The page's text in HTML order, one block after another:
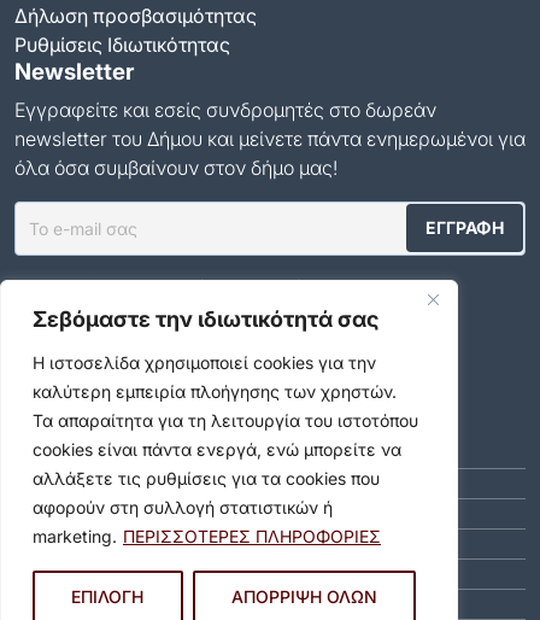
Σεβόμαστε την ιδιωτικότητά σας
Η ιστοσελίδα χρησιμοποιεί cookies για την
καλύτερη εμπειρία πλοήγησης των χρηστών.
Τα απαραίτητα για τη λειτουργία του ιστοτόπου
cookies είναι πάντα ενεργά, ενώ μπορείτε να
αλλάξετε τις ρυθμίσεις για τα cookies που
αφορούν στη συλλογή στατιστικών ή
marketing. ΠΕΡΙΣΣΟΤΕΡΕΣ ΠΛΗΡΟΦΟΡΙΕΣ
ΕΠΙΛΟΓΗ ΑΠΟΡΡΙΨΗ ΟΛΩΝ
Δήλωση προσβασιμότητας
Ρυθμίσεις Ιδιωτικότητας
Newsletter
Εγγραφείτε και εσείς συνδρομητές στο δωρεάν
newsletter του Δήμου και μείνετε πάντα ενημερωμένοι για
όλα όσα συμβαίνουν στον δήμο μας!
Αποδέχομαι τουςΌρους Χρήσης.
Social Media
Αρχείο
ΑΎΓΟΥΣΤΟΣ 2026 (11)
ΙΟΎΛΙΟΣ 2026 (55)
ΙΟΎΝΙΟΣ 2026 (46)
ΜΆΙΟΣ 2026 (59)
ΑΠΡΊΛΙΟΣ 2026 (40)
ΜΆΡΤΙΟΣ 2026 (51)